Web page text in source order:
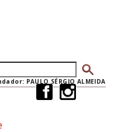
de busca
PAULO SÉRGIO ALMEIDA